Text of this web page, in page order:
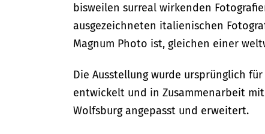
bisweilen surreal wirkenden
ausgezeichneten italienischen
Magnum Photo ist, gleichen einer
Die Ausstellung wurde ursprünglich
entwickelt und in Zusammenarbeit
Wolfsburg angepasst und erweitert.